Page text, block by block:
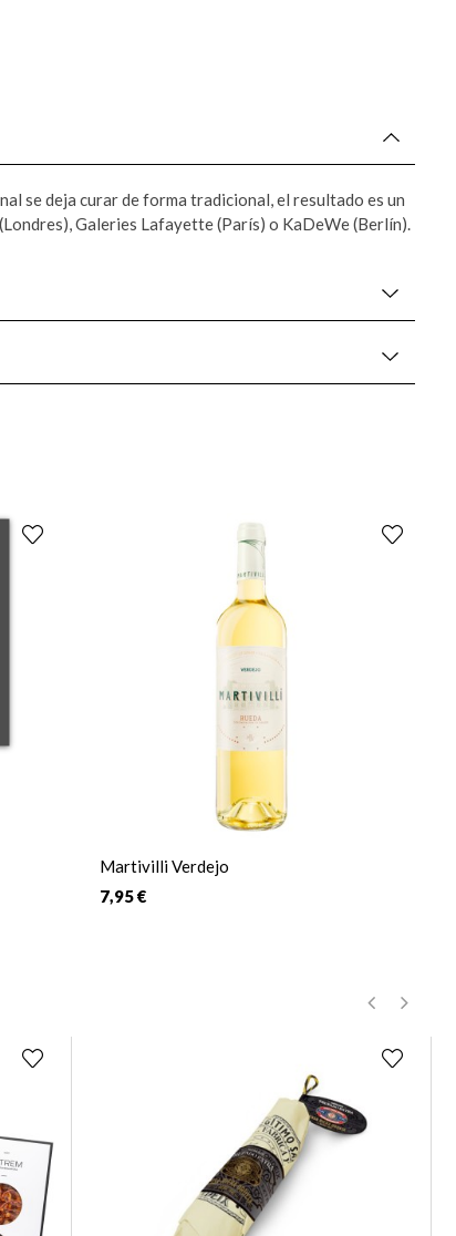
se deja curar de forma tradicional, el resultado es un
Galeries Lafayette (París) o KaDeWe (Berlín).
Martivilli Verdejo
7,95 €